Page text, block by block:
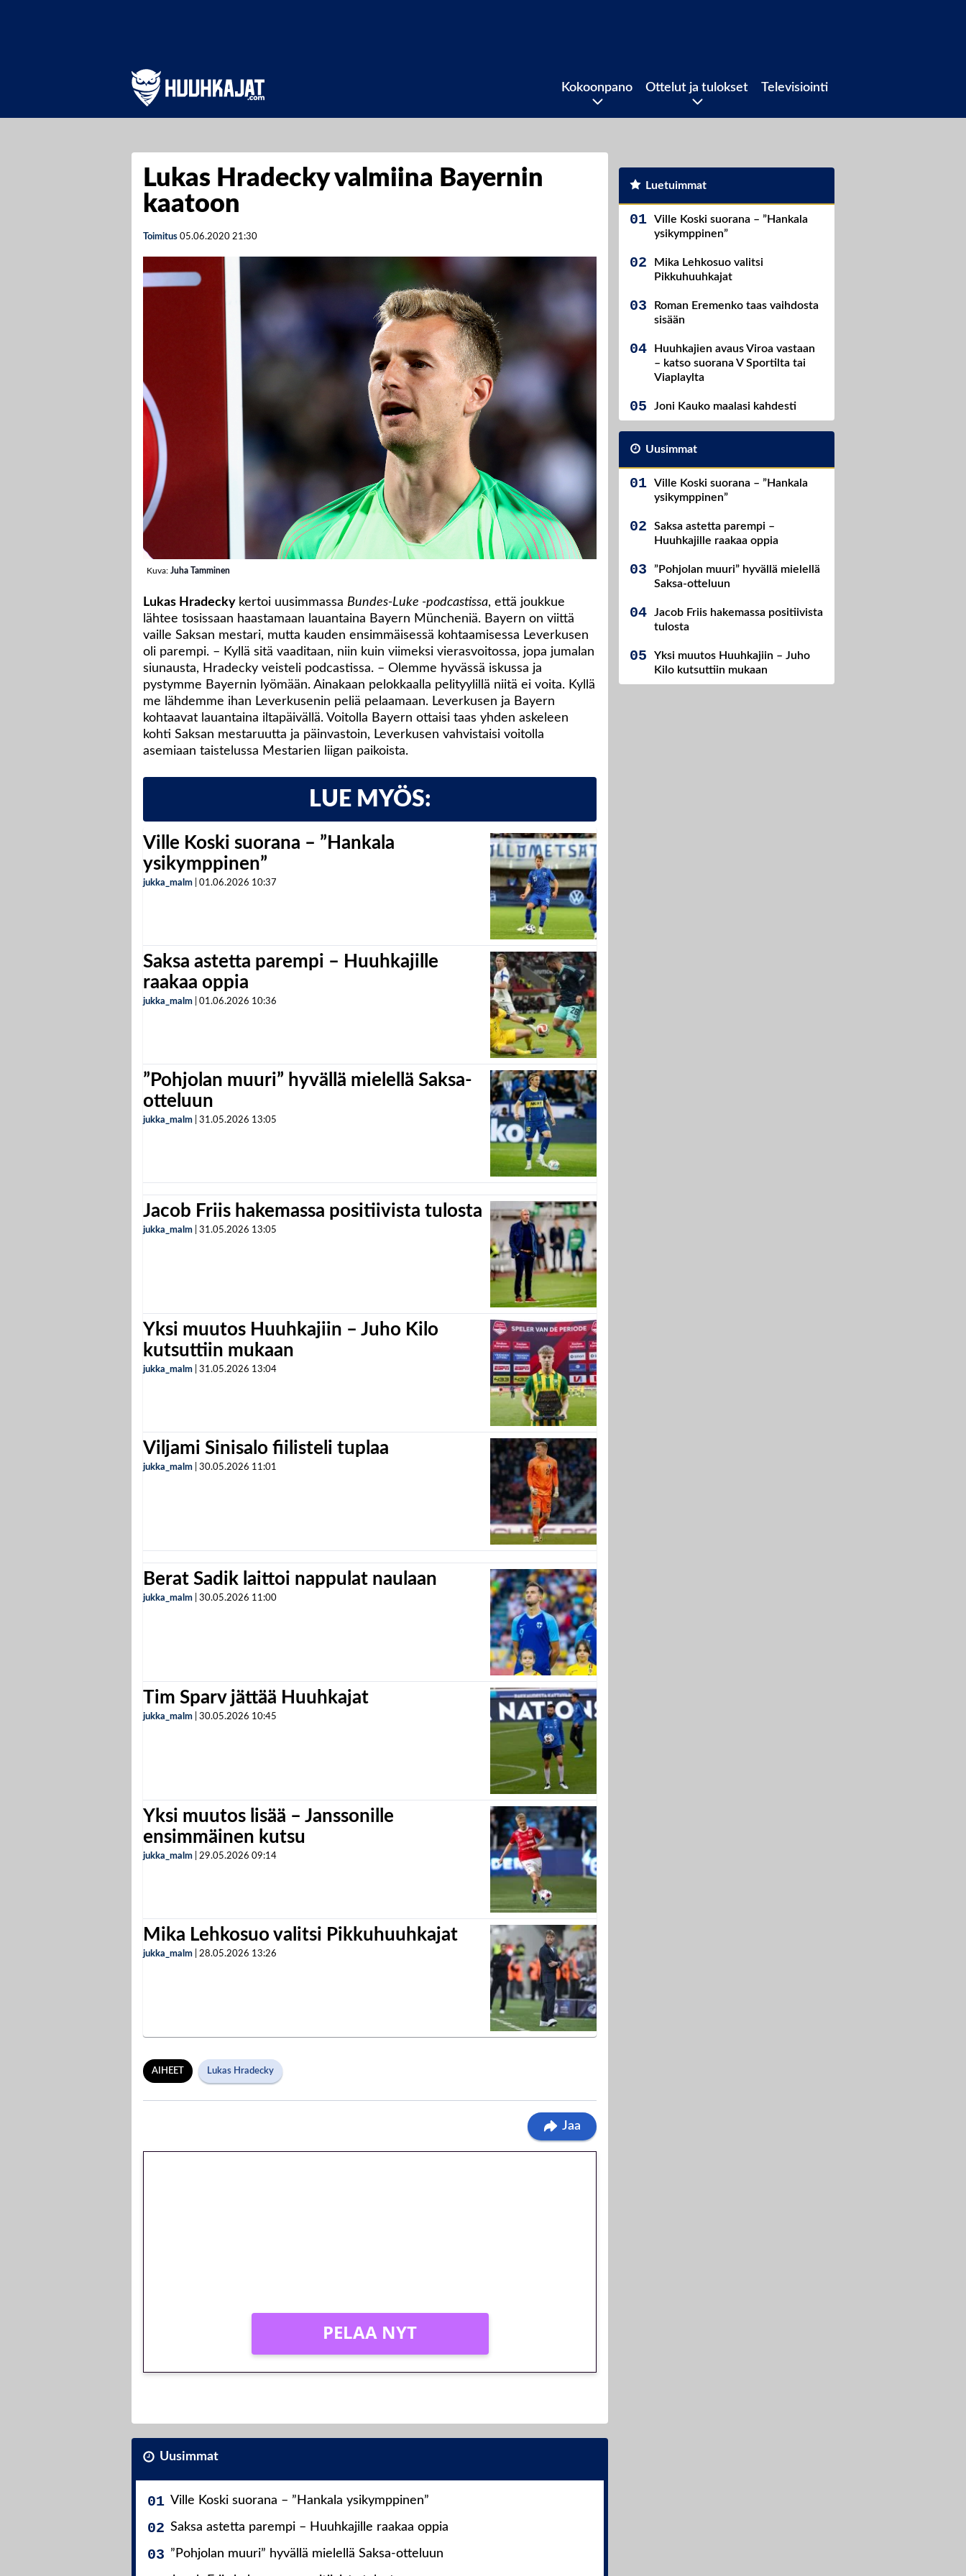
Kokoonpano Ottelut ja tulokset Televisiointi
Lukas Hradecky valmiina Bayernin
kaatoon
Toimitus 05.06.2020 21:30
Kuva: Juha Tamminen
Lukas Hradecky kertoi uusimmassa Bundes-Luke -podcastissa, että joukkue
lähtee tosissaan haastamaan lauantaina Bayern Müncheniä. Bayern on viittä
vaille Saksan mestari, mutta kauden ensimmäisessä kohtaamisessa Leverkusen
oli parempi. – Kyllä sitä vaaditaan, niin kuin viimeksi vierasvoitossa, jopa jumalan
siunausta, Hradecky veisteli podcastissa. – Olemme hyvässä iskussa ja
pystymme Bayernin lyömään. Ainakaan pelokkaalla pelityylillä niitä ei voita. Kyllä
me lähdemme ihan Leverkusenin peliä pelaamaan. Leverkusen ja Bayern
kohtaavat lauantaina iltapäivällä. Voitolla Bayern ottaisi taas yhden askeleen
kohti Saksan mestaruutta ja päinvastoin, Leverkusen vahvistaisi voitolla
asemiaan taistelussa Mestarien liigan paikoista.
LUE MYÖS:
Ville Koski suorana – ”Hankala
ysikymppinen”
jukka_malm 01.06.2026 10:37
Saksa astetta parempi – Huuhkajille
raakaa oppia
jukka_malm 01.06.2026 10:36
”Pohjolan muuri” hyvällä mielellä Saksa-
otteluun
jukka_malm 31.05.2026 13:05
Jacob Friis hakemassa positiivista tulosta
jukka_malm 31.05.2026 13:05
Yksi muutos Huuhkajiin – Juho Kilo
kutsuttiin mukaan
jukka_malm 31.05.2026 13:04
Viljami Sinisalo fiilisteli tuplaa
jukka_malm 30.05.2026 11:01
Berat Sadik laittoi nappulat naulaan
jukka_malm 30.05.2026 11:00
Tim Sparv jättää Huuhkajat
jukka_malm 30.05.2026 10:45
Yksi muutos lisää – Janssonille
ensimmäinen kutsu
jukka_malm 29.05.2026 09:14
Mika Lehkosuo valitsi Pikkuhuuhkajat
jukka_malm 28.05.2026 13:26
AIHEET Lukas Hradecky
Jaa
PELAA NYT
Uusimmat
Ville Koski suorana – ”Hankala ysikymppinen”
Saksa astetta parempi – Huuhkajille raakaa oppia
”Pohjolan muuri” hyvällä mielellä Saksa-otteluun
Luetuimmat
Ville Koski suorana – ”Hankala
ysikymppinen”
Mika Lehkosuo valitsi
Pikkuhuuhkajat
Roman Eremenko taas vaihdosta
sisään
Huuhkajien avaus Viroa vastaan
– katso suorana V Sportilta tai
Viaplaylta
Joni Kauko maalasi kahdesti
Uusimmat
Ville Koski suorana – ”Hankala
ysikymppinen”
Saksa astetta parempi –
Huuhkajille raakaa oppia
”Pohjolan muuri” hyvällä mielellä
Saksa-otteluun
Jacob Friis hakemassa positiivista
tulosta
Yksi muutos Huuhkajiin – Juho
Kilo kutsuttiin mukaan